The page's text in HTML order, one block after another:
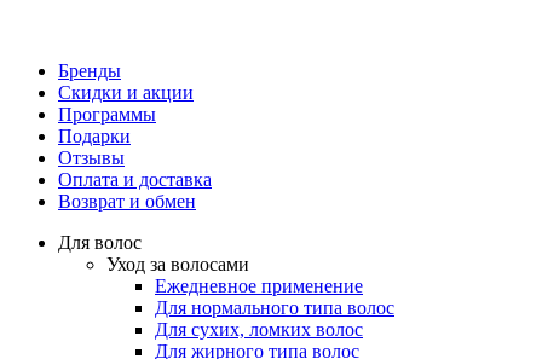
Бренды
Скидки и акции
Программы
Подарки
Отзывы
Оплата и доставка
Возврат и обмен
Для волос
Уход за волосами
Ежедневное применение
Для нормального типа волос
Для сухих, ломких волос
Для жирного типа волос